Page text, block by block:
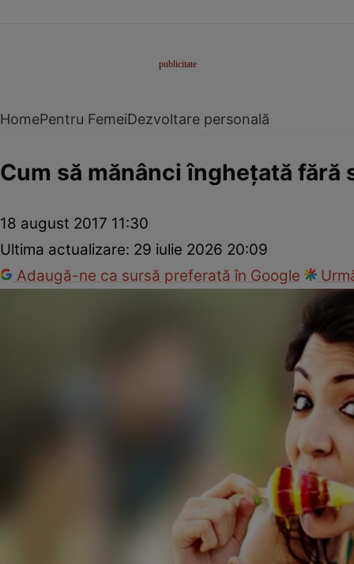
HomePentru FemeiDezvoltare personală
Cum să mănânci îngheţată fără
18 august 2017 11:30
Ultima actualizare: 29 iulie 2026 20:09
Adaugă-ne ca sursă preferată în Google